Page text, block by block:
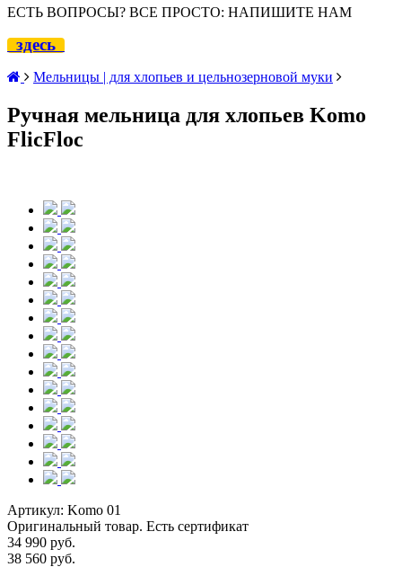
ЕСТЬ ВОПРОСЫ? ВСЕ ПРОСТО: НАПИШИТЕ НАМ
здесь
Мельницы | для хлопьев и цельнозерновой муки
Ручная мельница для хлопьев Komo
FlicFloc
Артикул: Komo 01
Оригинальный товар. Есть сертификат
34 990 руб.
38 560 руб.